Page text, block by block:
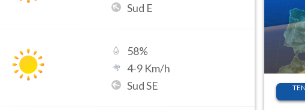
Sud E
58%
4-9 Km/h
Sud SE